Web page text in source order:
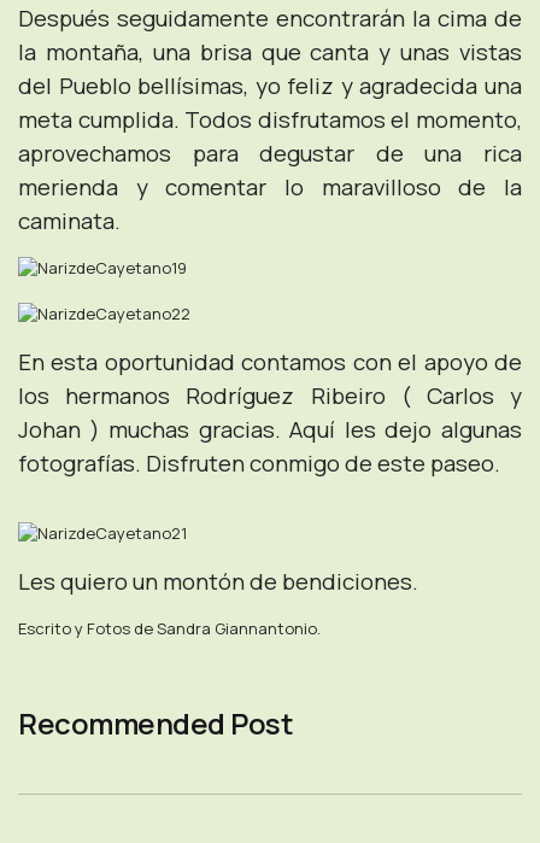
Después seguidamente encontrarán la cima de
la montaña, una brisa que canta y unas vistas
del Pueblo bellísimas, yo feliz y agradecida una
meta cumplida. Todos disfrutamos el momento,
aprovechamos para degustar de una rica
merienda y comentar lo maravilloso de la
caminata.
En esta oportunidad contamos con el apoyo de
los hermanos Rodríguez Ribeiro ( Carlos y
Johan ) muchas gracias. Aquí les dejo algunas
fotografías. Disfruten conmigo de este paseo.
Les quiero un montón de bendiciones.
Escrito y Fotos de Sandra Giannantonio.
Recommended Post